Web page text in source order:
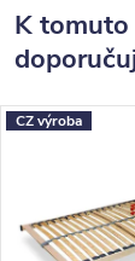
K
CZ výroba